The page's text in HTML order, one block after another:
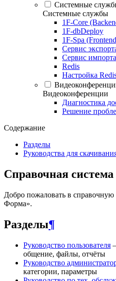
Системные
Системные службы
1F-Core
1F-dbDeploy
1F-Spa
Сервис
Сервис
Redis
Настройка
Видеоконференции
Диагностика
Решение
Содержание
Разделы
Руководства для
Справочная
Добро пожаловать в
Форма».
Разделы¶
Руководство пользователя
общение, файлы, отчёты
Руководство
категории, параметры